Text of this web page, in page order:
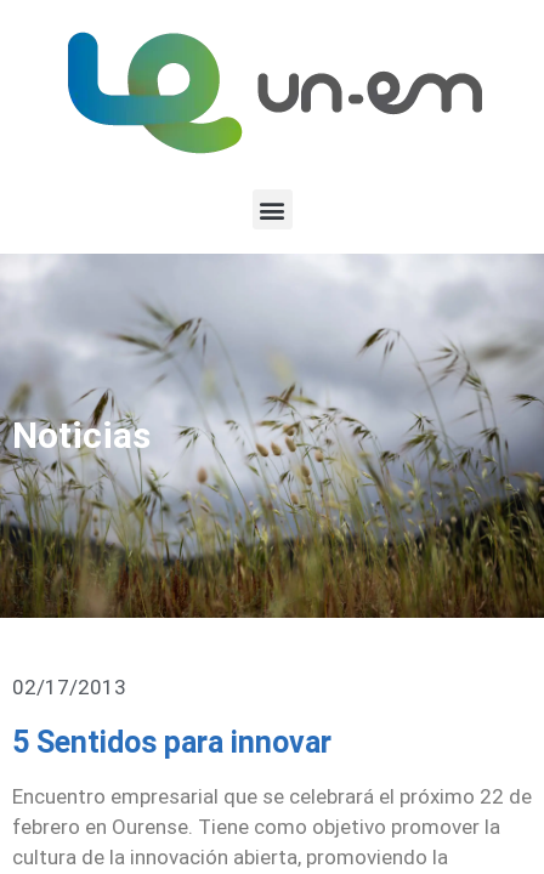
Noticias
02/17/2013
5 Sentidos para innovar
Encuentro empresarial que se celebrará el próximo 22 de
febrero en Ourense. Tiene como objetivo promover la
cultura de la innovación abierta, promoviendo la